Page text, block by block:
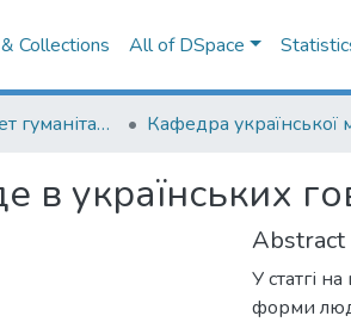
Collections All of DSpace
001. Факультет гуманітарних наук
українських
Abstract
У статгі
форми